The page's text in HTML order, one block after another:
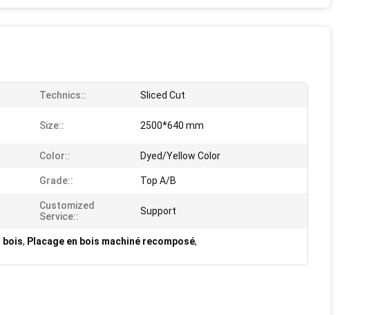
Technics:: Sliced Cut
Size:: 2500*640 mm
Color:: Dyed/Yellow Color
Grade:: Top A/B
Customized
Service::
Support
bois, Placage en bois machiné recomposé,